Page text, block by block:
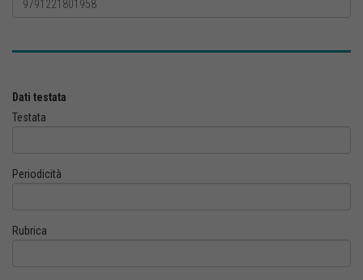
Dati testata
Testata
Periodicità
Rubrica